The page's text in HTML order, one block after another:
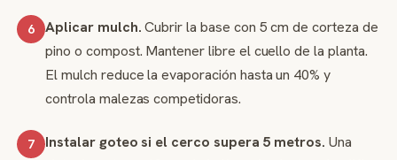
6 Aplicar mulch.Cubrir la base con 5 cm de corteza de
pino o compost. Mantener libre el cuello de la planta.
El mulch reduce la evaporación hasta un 40% y
controla malezas competidoras.
7 Instalar goteo si el cerco supera 5 metros. Una